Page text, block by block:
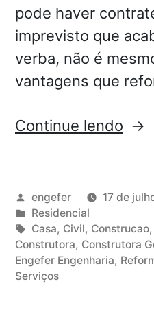
pode haver
imprevisto que
verba, não é
vantagens que
Continue lendo
engefer
17 de
Residencial
Casa, Civil, Construcao,
Construtora, Construtora
Engefer Engenharia,
Serviços